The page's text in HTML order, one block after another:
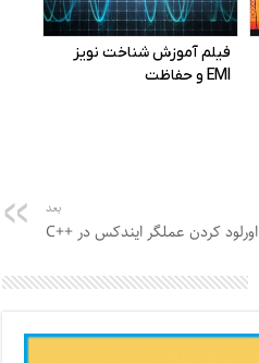
بعد
اورلود کردن عملگر ایندکس در ++C